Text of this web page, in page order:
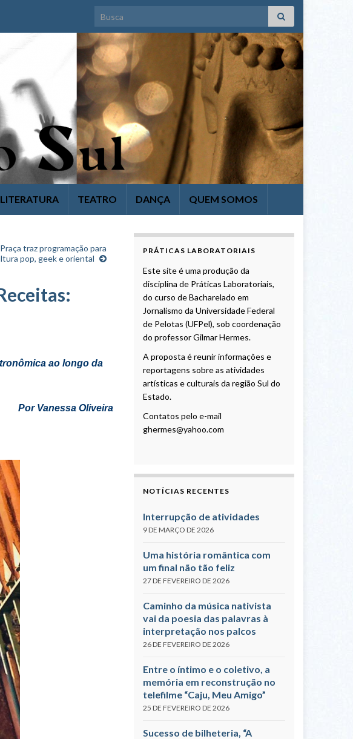
Search for:
LITERATURA TEATRO DANÇA QUEM SOMOS
traz programação para
pop, geek e oriental
ao longo da
Por Vanessa Oliveira
PRÁTICAS LABORATORIAIS
Este site é uma produção da
disciplina de Práticas Laboratoriais,
do curso de Bacharelado em
Jornalismo da Universidade Federal
de Pelotas (UFPel), sob coordenação
do professor Gilmar Hermes.
A proposta é reunir informações e
reportagens sobre as atividades
artísticas e culturais da região Sul do
Estado.
Contatos pelo e-mail
ghermes@yahoo.com
NOTÍCIAS RECENTES
Interrupção de atividades
9 DE MARÇO DE 2026
Uma história romântica com
um final não tão feliz
27 DE FEVEREIRO DE 2026
Caminho da música nativista
vai da poesia das palavras à
interpretação nos palcos
26 DE FEVEREIRO DE 2026
Entre o íntimo e o coletivo, a
memória em reconstrução no
telefilme “Caju, Meu Amigo”
25 DE FEVEREIRO DE 2026
Sucesso de bilheteria, “A